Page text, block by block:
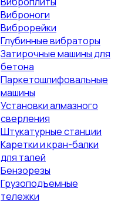
Виброноги
Виброрейки
Глубинные вибраторы
Затирочные машины для
бетона
Паркетошлифовальные
машины
Установки алмазного
сверления
Штукатурные станции
Каретки и кран-балки
для талей
Бензорезы
Грузоподъемные
тележки